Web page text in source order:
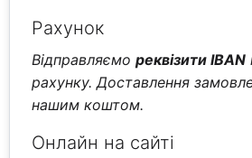
Рахунок
Відправляємореквізити IBAN
рахунку. Доставлення
нашим коштом.
Онлайн на сайті